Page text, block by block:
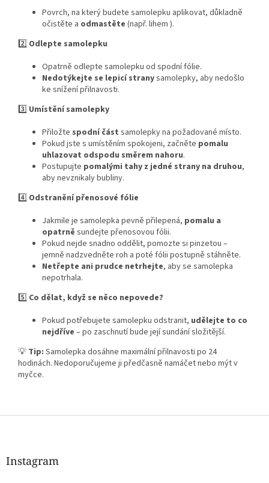
Povrch, na který budete samolepku aplikovat, důkladně
očistěte a odmastěte (např. lihem ).
2️⃣ Odlepte samolepku
Opatrně odlepte samolepku od spodní fólie.
Nedotýkejte se lepicí stranysamolepky, aby nedošlo
ke snížení přilnavosti.
3️⃣ Umístění samolepky
Přiložte spodní část samolepky na požadované místo.
Pokud jste s umístěním spokojeni, začněte pomalu
uhlazovat odspodu směrem nahoru.
Postupujte pomalými tahy z jedné strany na druhou,
aby nevznikaly bubliny.
4️⃣ Odstranění přenosové fólie
Jakmile je samolepka pevně přilepená, pomalu a
opatrně sundejte přenosovou fólii.
Pokud nejde snadno oddělit, pomozte si pinzetou –
jemně nadzvedněte roh a poté fólii postupně stáhněte.
Netřepte ani prudce netrhejte, aby se samolepka
nepotrhala.
5️⃣ Co dělat, když se něco nepovede?
Pokud potřebujete samolepku odstranit, udělejte to co
nejdříve – po zaschnutí bude její sundání složitější.
💡 Tip: Samolepka dosáhne maximální přilnavosti po 24
hodinách. Nedoporučujeme ji předčasně namáčet nebo mýt v
myčce.
Z
Instagram